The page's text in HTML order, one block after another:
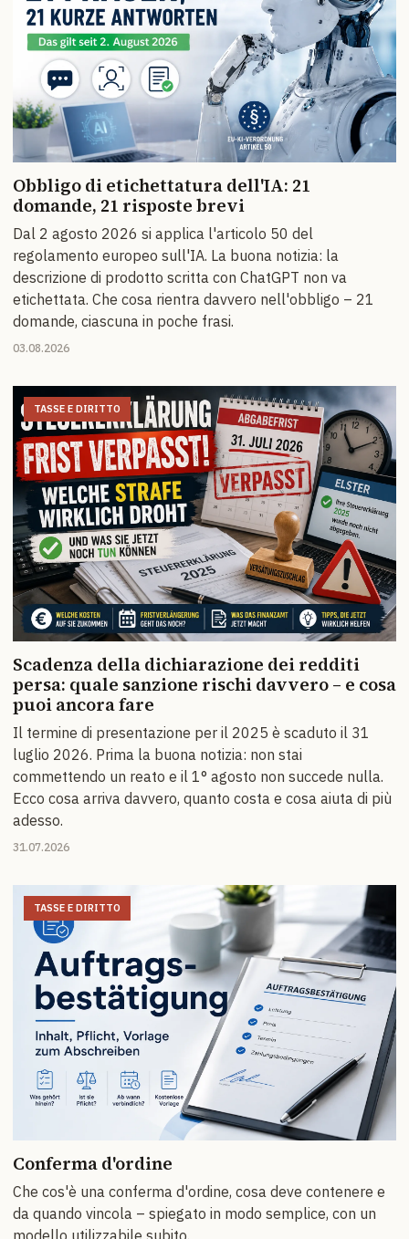
Obbligo di etichettatura dell'IA: 21
domande, 21 risposte brevi
Dal 2 agosto 2026 si applica l'articolo 50 del
regolamento europeo sull'IA. La buona notizia: la
descrizione di prodotto scritta con ChatGPT non va
etichettata. Che cosa rientra davvero nell'obbligo – 21
domande, ciascuna in poche frasi.
03.08.2026
TASSE E DIRITTO
Scadenza della dichiarazione dei redditi
persa: quale sanzione rischi davvero – e cosa
puoi ancora fare
Il termine di presentazione per il 2025 è scaduto il 31
luglio 2026. Prima la buona notizia: non stai
commettendo un reato e il 1° agosto non succede nulla.
Ecco cosa arriva davvero, quanto costa e cosa aiuta di più
adesso.
31.07.2026
TASSE E DIRITTO
Conferma d'ordine
Che cos'è una conferma d'ordine, cosa deve contenere e
da quando vincola – spiegato in modo semplice, con un
modello utilizzabile subito.